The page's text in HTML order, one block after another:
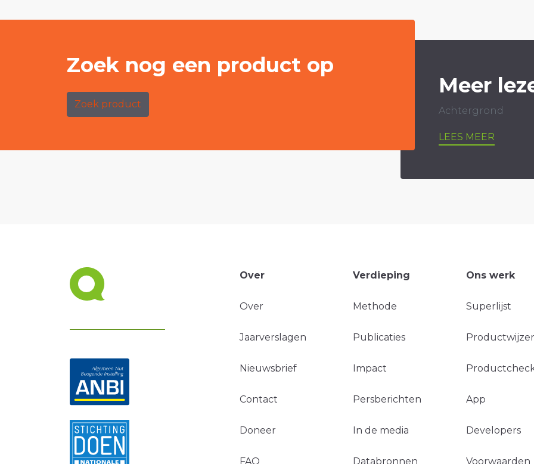
Zoek nog een product op
Zoek product
Meer
Achtergrond
LEES MEER
Over
Over
Jaarverslagen
Nieuwsbrief
Contact
Doneer
FAQ
Verdieping
Methode
Publicaties
Impact
Persberichten
In de media
Databronnen
Ons werk
Superlijst
App
Developers
Voorwaarden